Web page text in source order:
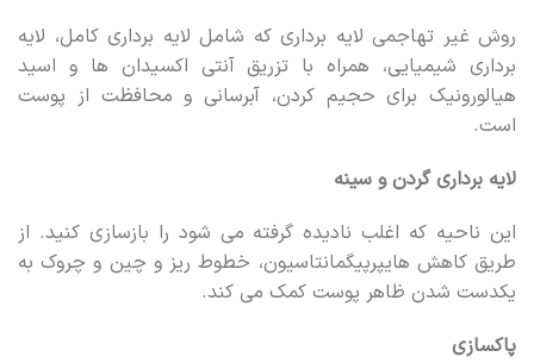
روش غیر تهاجمی لایه برداری که شامل لایه برداری کامل، لایه
برداری شیمیایی، همراه با تزریق آنتی اکسیدان ها و اسید
هیالورونیک برای حجیم کردن، آبرسانی و محافظت از پوست
است.
لایه برداری گردن و سینه
این ناحیه که اغلب نادیده گرفته می شود را بازسازی کنید. از
طریق کاهش هایپرپیگمانتاسیون، خطوط ریز و چین و چروک به
یکدست شدن ظاهر پوست کمک می کند.
پاکسازی